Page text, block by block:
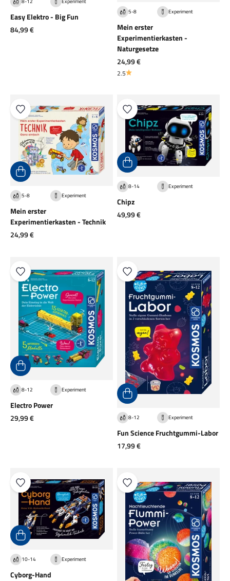
Easy Elektro - Big Fun
Angebot
84,99 €
5-8 Experiment
Mein erster
Experimentierkasten -
Naturgesetze
Angebot
24,99 €
2.5
5-8 Experiment
Mein erster
Experimentierkasten - Technik
Angebot
24,99 €
8-14 Experiment
Chipz
Angebot
49,99 €
8-12 Experiment
Electro Power
Angebot
29,99 € 8-12 Experiment
Fun Science Fruchtgummi-Labor
Angebot
17,99 €
10-14 Experiment
Cyborg-Hand